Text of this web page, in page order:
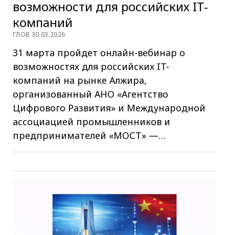
возможности для российских IT-
компаний
ГЛОВ 30.03.2026
31 марта пройдет онлайн-вебинар о
возможностях для российских IT-
компаний на рынке Алжира,
организованный АНО «Агентство
Цифрового Развития» и Международной
ассоциацией промышленников и
предпринимателей «МОСТ» —…